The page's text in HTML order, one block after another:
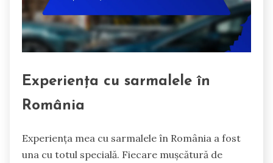
Experiența cu sarmalele în
România
Experiența mea cu sarmalele în România a fost
una cu totul specială. Fiecare mușcătură de